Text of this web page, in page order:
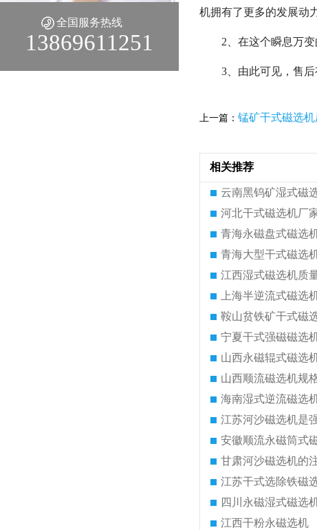
全国服务热线
13869611251
机拥有了更多的发展动
2、在这个瞬息万
3、由此可见，售
上一篇： 锰矿干式磁选
相关推荐
云南黑钨矿湿式磁
河北干式磁选机厂
青海永磁盘式磁选
青海大型干式磁选
江西湿式磁选机质
上海半逆流式磁选
鞍山贫铁矿干式磁
宁夏干式强磁磁选
山西永磁辊式磁选
山西顺流磁选机规
海南湿式逆流磁选
江苏河沙磁选机是
安徽顺流永磁筒式
甘肃河沙磁选机的
江苏干式选除铁磁
四川永磁湿式磁选
江西干粉永磁选机